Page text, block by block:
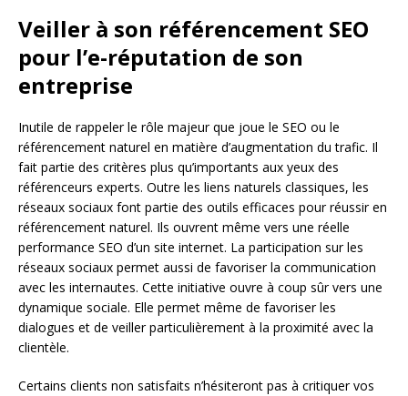
Veiller à son référencement SEO
pour l’e-réputation de son
entreprise
Inutile de rappeler le rôle majeur que joue le SEO ou le
référencement naturel en matière d’augmentation du trafic. Il
fait partie des critères plus qu’importants aux yeux des
référenceurs experts. Outre les liens naturels classiques, les
réseaux sociaux font partie des outils efficaces pour réussir en
référencement naturel. Ils ouvrent même vers une réelle
performance SEO d’un site internet. La participation sur les
réseaux sociaux permet aussi de favoriser la communication
avec les internautes. Cette initiative ouvre à coup sûr vers une
dynamique sociale. Elle permet même de favoriser les
dialogues et de veiller particulièrement à la proximité avec la
clientèle.
Certains clients non satisfaits n’hésiteront pas à critiquer vos